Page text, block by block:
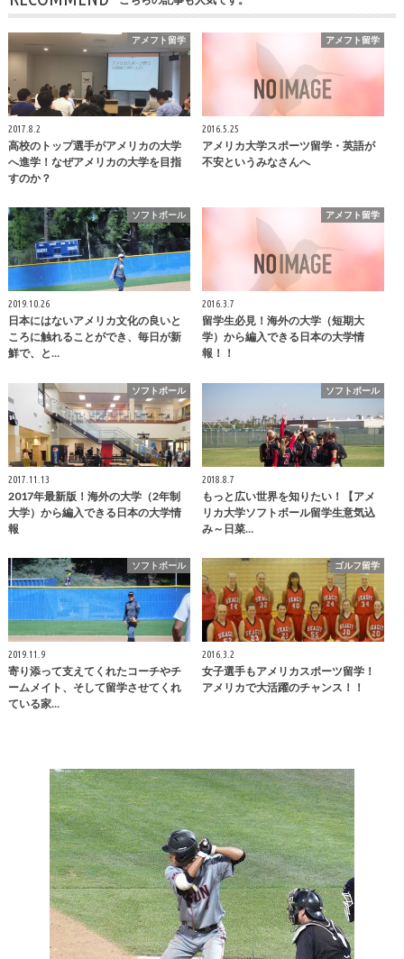
アメフト留学
2017.8.2
高校のトップ選手がアメリカの大学
へ進学！なぜアメリカの大学を目指
すのか？
アメフト留学
2016.5.25
アメリカ大学スポーツ留学・英語が
不安というみなさんへ
ソフトボール
2019.10.26
日本にはないアメリカ文化の良いと
ころに触れることができ、毎日が新
鮮で、と…
アメフト留学
2016.3.7
留学生必見！海外の大学（短期大
学）から編入できる日本の大学情
報！！
ソフトボール
2017.11.13
2017年最新版！海外の大学（2年制
大学）から編入できる日本の大学情
報
ソフトボール
2018.8.7
もっと広い世界を知りたい！【アメ
リカ大学ソフトボール留学生意気込
み～日菜…
ソフトボール
2019.11.9
寄り添って支えてくれたコーチやチ
ームメイト、そして留学させてくれ
ている家…
ゴルフ留学
2016.3.2
女子選手もアメリカスポーツ留学！
アメリカで大活躍のチャンス！！